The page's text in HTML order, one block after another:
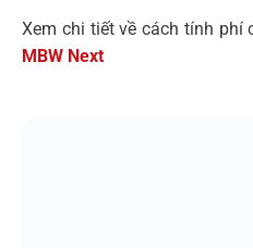
Xem chi tiết về cách tính phí
MBW Next